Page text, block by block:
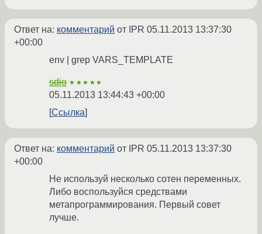
Ответ на: комментарий от IPR 05.11.2013 13:37:30
+00:00
env | grep VARS_TEMPLATE
sdio ★★★★★
05.11.2013 13:44:43 +00:00
Ссылка
Ответ на: комментарий от IPR 05.11.2013 13:37:30
+00:00
Не используй несколько сотен переменных.
Либо воспользуйся средствами
метапрограммирования. Первый совет
лучше.